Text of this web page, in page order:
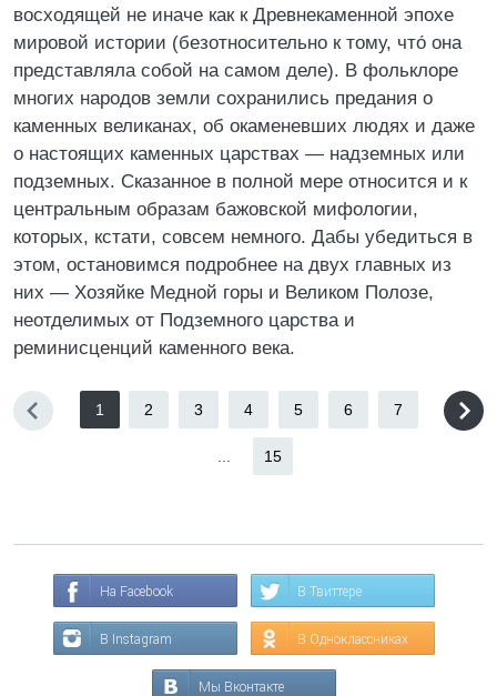
восходящей не иначе как к Древнекаменной эпохе
мировой истории (безотносительно к тому, что́ она
представляла собой на самом деле). В фольклоре
многих народов земли сохранились предания о
каменных великанах, об окаменевших людях и даже
о настоящих каменных царствах — надземных или
подземных. Сказанное в полной мере относится и к
центральным образам бажовской мифологии,
которых, кстати, совсем немного. Дабы убедиться в
этом, остановимся подробнее на двух главных из
них — Хозяйке Медной горы и Великом Полозе,
неотделимых от Подземного царства и
реминисценций каменного века.
1 2 3 4 5 6 7
15
На Facebook В Твиттере
В Instagram В Одноклассниках
Мы Вконтакте